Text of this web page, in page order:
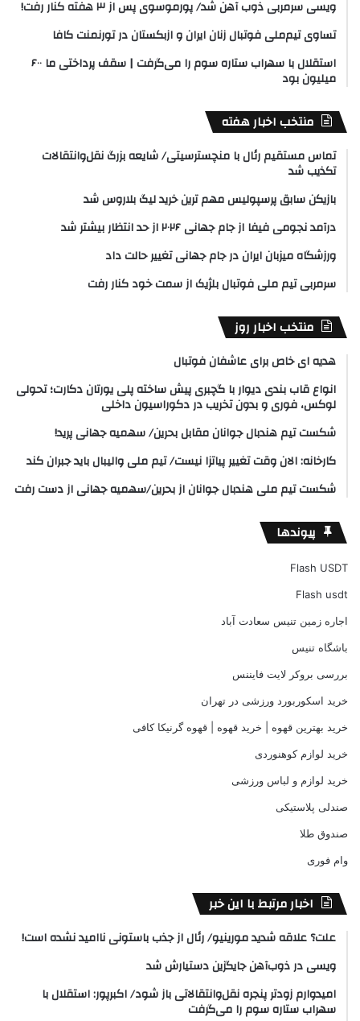
ویسی سرمربی ذوب آهن شد/ پورموسوی پس از ۳ هفته کنار رفت!
تساوی تیم‌ملی فوتبال زنان ایران و ازبکستان در تورنمنت کافا
استقلال با سهراب ستاره سوم را می‌گرفت | سقف پرداختی ما ۶۰۰
میلیون بود
منتخب اخبار هفته
تماس مستقیم رئال با منچسترسیتی/ شایعه بزرگ نقل‌وانتقالات
تکذیب شد
بازیکن سابق پرسپولیس مهم ترین خرید لیگ بلاروس شد
درآمد نجومی فیفا از جام جهانی ۲۰۲۶ از حد انتظار بیشتر شد
ورزشگاه میزبان ایران در جام جهانی تغییر حالت داد
سرمربی تیم ملی فوتبال بلژیک از سمت خود کنار رفت
منتخب اخبار روز
هدیه ای خاص برای عاشفان فوتبال
انواع قاب بندی دیوار با گچبری پیش ساخته پلی یورتان دکارت؛ تحولی
لوکس، فوری و بدون تخریب در دکوراسیون داخلی
شکست تیم هندبال جوانان مقابل بحرین/ سهمیه جهانی پرید!
کارخانه: الان وقت تغییر پیاتزا نیست/ تیم ملی والیبال باید جبران کند
شکست تیم ملی هندبال جوانان از بحرین/سهمیه جهانی از دست رفت
پیوندها
Flash USDT
Flash usdt
اجاره زمین تنیس سعادت آباد
باشگاه تنیس
بررسی بروکر لایت فایننس
خرید اسکوربورد ورزشی در تهران
خرید بهترین قهوه | خرید قهوه | قهوه گرنیکا کافی
خرید لوازم کوهنوردی
خرید لوازم و لباس ورزشی
صندلی پلاستیکی
صندوق طلا
وام فوری
اخبار مرتبط با این خبر
علت؟ علاقه شدید مورینیو/ رئال از جذب باستونی ناامید نشده است!
ویسی در ذوب‌آهن جایگزین دستیارش شد
امیدوارم زودتر پنجره نقل‌وانتقالاتی باز شود/ اکبرپور: استقلال با
سهراب ستاره سوم را می‌گرفت